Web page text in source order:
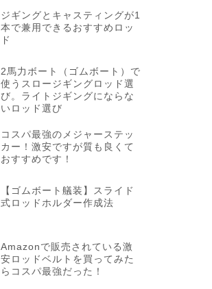
ジギングとキャスティングが1
本で兼用できるおすすめロッ
ド
2馬力ボート（ゴムボート）で
使うスロージギングロッド選
び。ライトジギングにならな
いロッド選び
コスパ最強のメジャーステッ
カー！激安ですが質も良くて
おすすめです！
【ゴムボート艤装】スライド
式ロッドホルダー作成法
Amazonで販売されている激
安ロッドベルトを買ってみた
らコスパ最強だった！